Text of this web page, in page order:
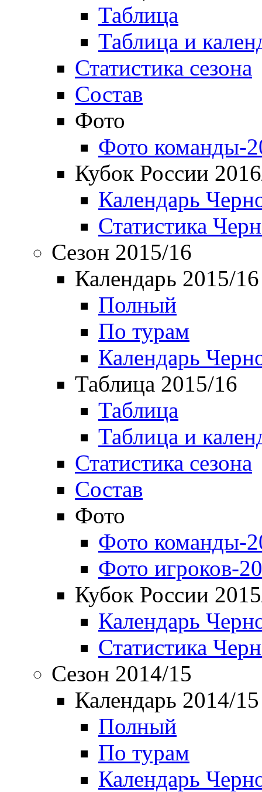
Таблица
Таблица и
Статистика сезона
Состав
Фото
Фото команды-
Кубок России
Календарь
Статистика
Сезон 2015/16
Календарь 2015/16
Полный
По турам
Календарь
Таблица 2015/16
Таблица
Таблица и
Статистика сезона
Состав
Фото
Фото команды-
Фото игроков-
Кубок России
Календарь
Статистика
Сезон 2014/15
Календарь 2014/15
Полный
По турам
Календарь